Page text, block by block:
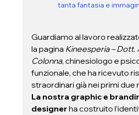
tanta fantasia e
Guardiamo al lavoro
la pagina Kineesperia –
Colonna, chinesiologo e
funzionale, che ha ricevuto
straordinari già nei primi due
La nostra graphic e
designer ha costruito